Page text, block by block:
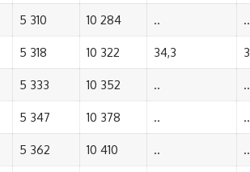
5 310 10 284 .. ..
5 318 10 322 34,3
5 333 10 352 .. ..
5 347 10 378 .. ..
5 362 10 410 .. ..